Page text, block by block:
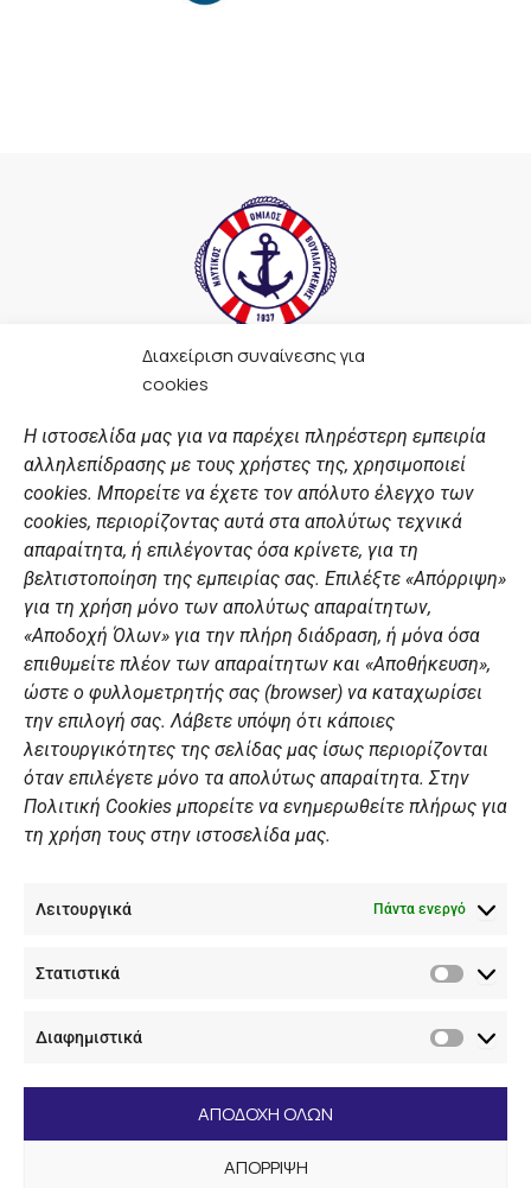
Διαχείριση συναίνεσης για
cookies
Η ιστοσελίδα μας για να παρέχει πληρέστερη εμπειρία
αλληλεπίδρασης με τους χρήστες της, χρησιμοποιεί
cookies. Μπορείτε να έχετε τον απόλυτο έλεγχο των
cookies, περιορίζοντας αυτά στα απολύτως τεχνικά
απαραίτητα, ή επιλέγοντας όσα κρίνετε, για τη
βελτιστοποίηση της εμπειρίας σας. Επιλέξτε «Απόρριψη»
για τη χρήση μόνο των απολύτως απαραίτητων,
«Αποδοχή Όλων» για την πλήρη διάδραση, ή μόνα όσα
επιθυμείτε πλέον των απαραίτητων και «Αποθήκευση»,
ώστε ο φυλλομετρητής σας (browser) να καταχωρίσει
την επιλογή σας. Λάβετε υπόψη ότι κάποιες
λειτουργικότητες της σελίδας μας ίσως περιορίζονται
όταν επιλέγετε μόνο τα απολύτως απαραίτητα. Στην
Πολιτική Cookies μπορείτε να ενημερωθείτε πλήρως για
τη χρήση τους στην ιστοσελίδα μας.
Λειτουργικά Πάντα ενεργό
Στατιστικά
Διαφημιστικά
ΑΠΟΔΟΧΗ ΟΛΩΝ
ΑΠΟΡΡΙΨΗ
F
a
e
b
o
o
k
t
a
g
r
a
m
t
u
b
e
n
k
e
d
i
n
ΣΎΝΔΕΣΜΟΙ
Αθλητικές σχολές
Διάπλους
Χορηγοί
Summer Camp
ΠΡΟΣΩΠΙΚΑ ΔΕΔΟΜΕΝΑ
Πολιτική Ιστοσελίδας
Πολιτική Cookies Iστοσελίδας
Γενική Πολιτική ΝΟΒ
Ενημέρωση Summer Camp
ΕΠΙΚΟΙΝΩΝΊΑ
+30 210 89 62 416
Ναυτικός Όμιλος Βουλιαγμένης Λαιμός Βουλιαγμένης